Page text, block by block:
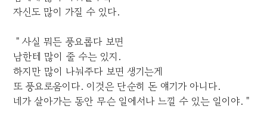
자신도 많이 가질 수 있다.
＂사실 뭐든 풍요롭다 보면
남한테 많이 줄 수는 있지.
하지만 많이 나눠주다 보면 생기는게
또 풍요로움이다. 이것은 단순히 돈 얘기가 아니다.
네가 살아가는 동안 무슨 일에서나 느낄 수 있는 일이야.＂